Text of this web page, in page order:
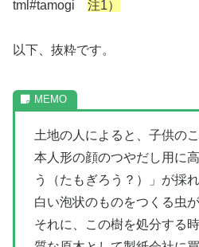
tml#tamogi 注1）
以下、抜粋です。
土地の人によると、子供の
本人形の顔のつやだし用に
う（たもぎろう？）」が採れ
白い泡状のものをつくる虫
それに、この樹を処分する